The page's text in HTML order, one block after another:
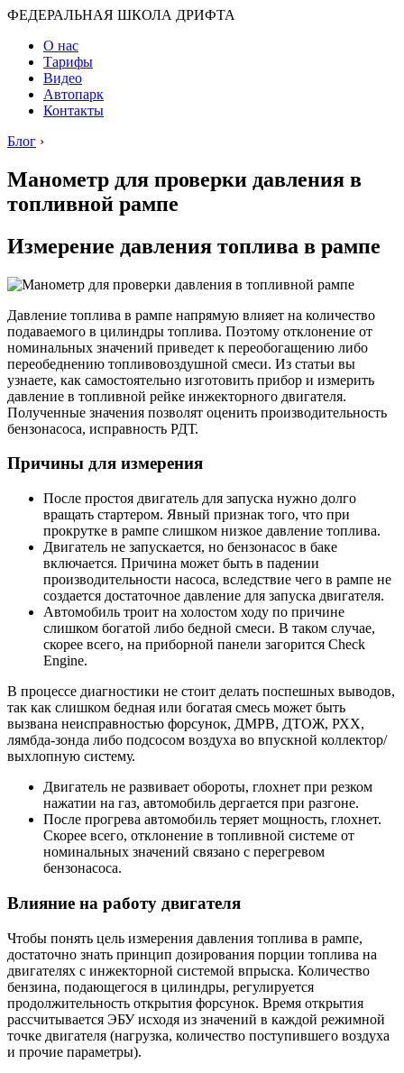
ФЕДЕРАЛЬНАЯ ШКОЛА ДРИФТА
О нас
Тарифы
Видео
Автопарк
Контакты
Блог ›
Манометр для проверки давления в
топливной рампе
Измерение давления топлива в рампе
Давление топлива в рампе напрямую влияет на количество
подаваемого в цилиндры топлива. Поэтому отклонение от
номинальных значений приведет к переобогащению либо
переобеднению топливовоздушной смеси. Из статьи вы
узнаете, как самостоятельно изготовить прибор и измерить
давление в топливной рейке инжекторного двигателя.
Полученные значения позволят оценить производительность
бензонасоса, исправность РДТ.
Причины для измерения
После простоя двигатель для запуска нужно долго
вращать стартером. Явный признак того, что при
прокрутке в рампе слишком низкое давление топлива.
Двигатель не запускается, но бензонасос в баке
включается. Причина может быть в падении
производительности насоса, вследствие чего в рампе не
создается достаточное давление для запуска двигателя.
Автомобиль троит на холостом ходу по причине
слишком богатой либо бедной смеси. В таком случае,
скорее всего, на приборной панели загорится Check
Engine.
В процессе диагностики не стоит делать поспешных выводов,
так как слишком бедная или богатая смесь может быть
вызвана неисправностью форсунок, ДМРВ, ДТОЖ, РХХ,
лямбда-зонда либо подсосом воздуха во впускной коллектор/
выхлопную систему.
Двигатель не развивает обороты, глохнет при резком
нажатии на газ, автомобиль дергается при разгоне.
После прогрева автомобиль теряет мощность, глохнет.
Скорее всего, отклонение в топливной системе от
номинальных значений связано с перегревом
бензонасоса.
Влияние на работу двигателя
Чтобы понять цель измерения давления топлива в рампе,
достаточно знать принцип дозирования порции топлива на
двигателях с инжекторной системой впрыска. Количество
бензина, подающегося в цилиндры, регулируется
продолжительность открытия форсунок. Время открытия
рассчитывается ЭБУ исходя из значений в каждой режимной
точке двигателя (нагрузка, количество поступившего воздуха
и прочие параметры).